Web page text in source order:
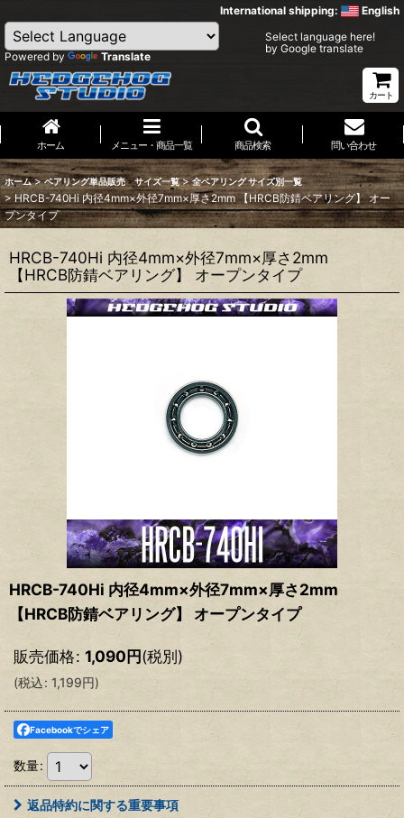
International shipping: English
Powered by Translate
Select language here!
by Google translate
カート
ホーム メニュー・商品一覧 商品検索 問い合わせ
ホーム > ベアリング単品販売 サイズ一覧 > 全ベアリング サイズ別一覧
> HRCB-740Hi 内径4mm×外径7mm×厚さ2mm 【HRCB防錆ベアリング】 オー
プンタイプ
HRCB-740Hi 内径4mm×外径7mm×厚さ2mm
【HRCB防錆ベアリング】 オープンタイプ
HRCB-740Hi 内径4mm×外径7mm×厚さ2mm
【HRCB防錆ベアリング】 オープンタイプ
販売価格: 1,090円(税別)
(税込: 1,199円)
Facebookでシェア
数量:
返品特約に関する重要事項